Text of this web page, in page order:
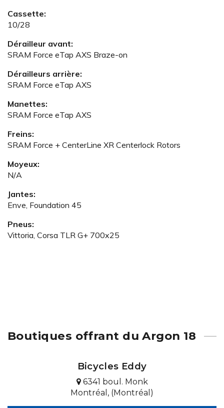
Cassette:
10/28
Dérailleur avant:
SRAM Force eTap AXS Braze-on
Dérailleurs arrière:
SRAM Force eTap AXS
Manettes:
SRAM Force eTap AXS
Freins:
SRAM Force + CenterLine XR Centerlock Rotors
Moyeux:
N/A
Jantes:
Enve, Foundation 45
Pneus:
Vittoria, Corsa TLR G+ 700x25
Boutiques offrant du Argon 18
Bicycles Eddy
6341 boul. Monk
Montréal, (Montréal)